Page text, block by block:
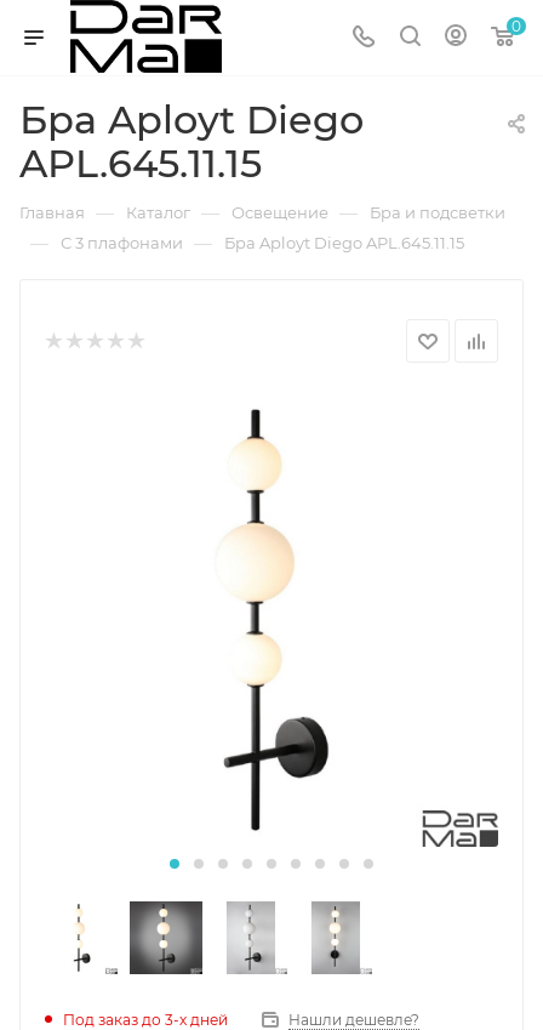
0
Бра Aployt Diego
APL.645.11.15
Главная — Каталог — Освещение — Бра и подсветки
— С 3 плафонами — Бра Aployt Diego APL.645.11.15
Под заказ до 3-х дней Нашли дешевле?